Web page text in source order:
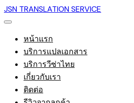
JSN TRANSLATION SERVICE
หน้าแรก
บริการแปลเอกสาร
บริการวีซ่าไทย
เกี่ยวกับเรา
ติดต่อ